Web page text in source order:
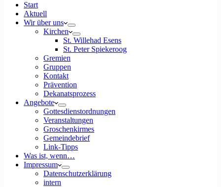
Start
Aktuell
Wir über uns
Kirchen
St. Willehad Esens
St. Peter Spiekeroog
Gremien
Gruppen
Kontakt
Prävention
Dekanatsprozess
Angebote
Gottesdienstordnungen
Veranstaltungen
Groschenkirmes
Gemeindebrief
Link-Tipps
Was ist, wenn…
Impressum
Datenschutzerklärung
intern